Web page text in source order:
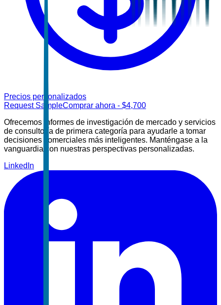
Precios personalizados
Request SampleComprar ahora - $4,700
Ofrecemos informes de investigación de mercado y servicios
de consultoría de primera categoría para ayudarle a tomar
decisiones comerciales más inteligentes. Manténgase a la
vanguardia con nuestras perspectivas personalizadas.
LinkedIn